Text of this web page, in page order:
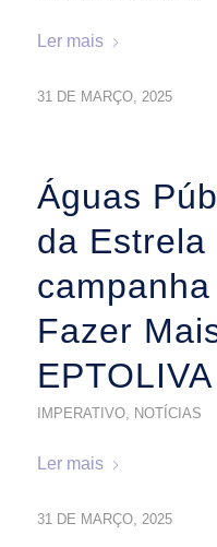
Ler mais
31 DE MARÇO, 2025
Águas
da Estrela
Fazer
EPTOLIVA
IMPERATIVO, NOTÍCIAS
Ler mais
31 DE MARÇO, 2025